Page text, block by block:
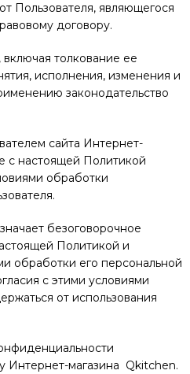
Пользователя, являющегося
договору.
толкование ее
исполнения, изменения и
законодательство
сайта Интернет-
с настоящей Политикой
обработки
безоговорочное
Политикой и
обработки его персональной
с этими условиями
от использования
Интернет-магазина Qkitchen.